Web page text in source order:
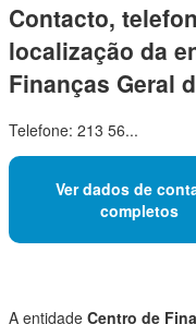
Contacto,
localização da
Finanças Geral
Telefone: 213 56...
Ver dados de
completos
A entidade Centro de